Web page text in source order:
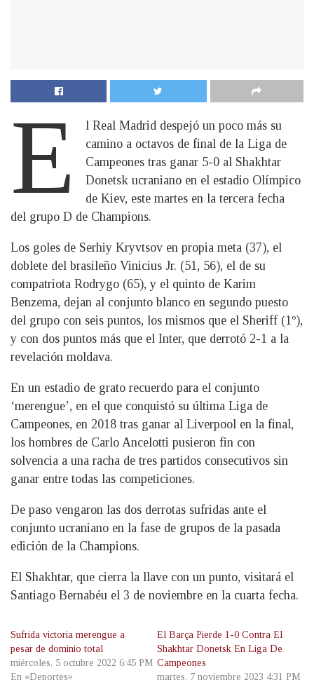
E
l Real Madrid despejó un poco más su
camino a octavos de final de la Liga de
Campeones tras ganar 5-0 al Shakhtar
Donetsk ucraniano en el estadio Olímpico
de Kiev, este martes en la tercera fecha
del grupo D de Champions.
Los goles de Serhiy Kryvtsov en propia meta (37), el
doblete del brasileño Vinicius Jr. (51, 56), el de su
compatriota Rodrygo (65), y el quinto de Karim
Benzema, dejan al conjunto blanco en segundo puesto
del grupo con seis puntos, los mismos que el Sheriff (1º),
y con dos puntos más que el Inter, que derrotó 2-1 a la
revelación moldava.
En un estadio de grato recuerdo para el conjunto
‘merengue’, en el que conquistó su última Liga de
Campeones, en 2018 tras ganar al Liverpool en la final,
los hombres de Carlo Ancelotti pusieron fin con
solvencia a una racha de tres partidos consecutivos sin
ganar entre todas las competiciones.
De paso vengaron las dos derrotas sufridas ante el
conjunto ucraniano en la fase de grupos de la pasada
edición de la Champions.
El Shakhtar, que cierra la llave con un punto, visitará el
Santiago Bernabéu el 3 de noviembre en la cuarta fecha.
Sufrida victoria merengue a
pesar de dominio total
miércoles, 5 octubre 2022 6:45 PM
En «Deportes»
El Barça Pierde 1-0 Contra El
Shakhtar Donetsk En Liga De
Campeones
martes, 7 noviembre 2023 4:31 PM